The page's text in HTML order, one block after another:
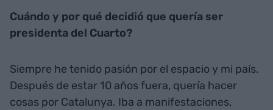
Cuándo y por qué decidió que quería ser
presidenta del Cuarto?
Siempre he tenido pasión por el espacio y mi país.
Después de estar 10 años fuera, quería hacer
cosas por Catalunya. Iba a manifestaciones,